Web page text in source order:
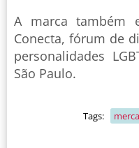
A marca também
Conecta, fórum de
personalidades
São Paulo.
Tags: